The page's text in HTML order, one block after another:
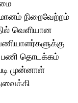
நிறைவேற்றம்
வெளியான
பணி தொடக்கம்
முன்னாள்